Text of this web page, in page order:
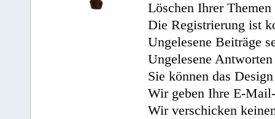
Löschen Ihrer
Die Registrierung ist
Ungelesene Beiträge
Ungelesene
Sie können das
Wir geben Ihre E-
Wir verschicken